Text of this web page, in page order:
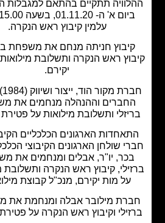
תתקיים בהתאם למגבלות הקורונה,
ביום א' ה- 01.11.20, בשעה 15.00, בית
עלמין קיבוץ ראש הנקרה.
חניתה מנחם את משפחת ברזילי,
ראש הנקרה ותשלובת מילואות על מות
חברת מקור הוד, ייצור ושיווק (1984) בע"מ,
וההנהלה מנחמים את משפחת
ותשלובת מילואות על פטירת יקירם.
הארגונים הכלכליים הקיבוציים,
שולחן הארגונים הקיבוצי הכלכלי ויעקב
יו"ר, אבלים ומנחמים את משפחת
קיבוץ ראש הנקרה ותשלובת מילואות
על מות יקירם, מנכ"ל קבוצת מילואות.
מילובר אבלה ומנחמת את משפחת
וקיבוץ ראש הנקרה על פטירת יקירם.